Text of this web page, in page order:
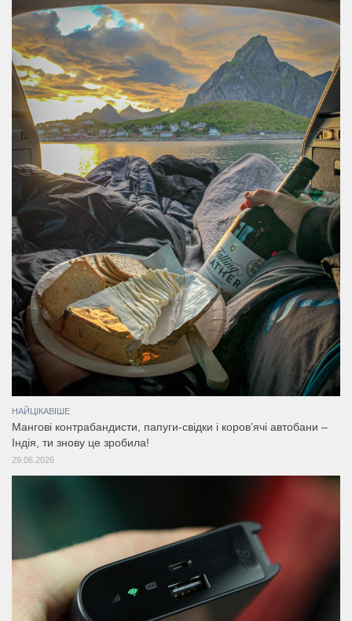
НАЙЦІКАВІШЕ
Мангові контрабандисти, папуги-свідки і коров’ячі автобани –
Індія, ти знову це зробила!
29.06.2026